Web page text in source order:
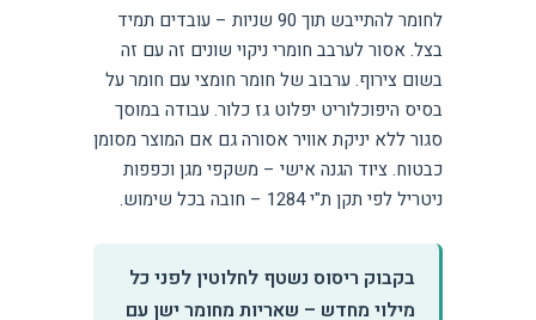
לחומר להתייבש תוך 90 שניות – עובדים תמיד
בצל. אסור לערבב חומרי ניקוי שונים זה עם זה
בשום צירוף. ערבוב של חומר חומצי עם חומר על
בסיס היפוכלוריט יפלוט גז כלור. עבודה במוסך
סגור ללא יניקת אוויר אסורה גם אם המוצר מסומן
כבטוח. ציוד הגנה אישי – משקפי מגן וכפפות
ניטריל לפי תקן ת"י 1284 – חובה בכל שימוש.
בקבוק ריסוס נשטף לחלוטין לפני כל
מילוי מחדש – שאריות מחומר ישן עם